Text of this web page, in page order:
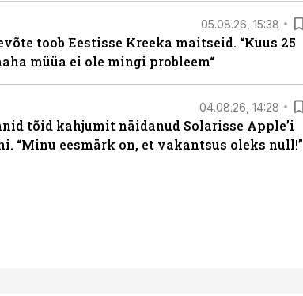
05.08.26, 15:38
toob Eestisse Kreeka maitseid. “Kuus 25
müüa ei ole mingi probleem“
04.08.26, 14:28
tõid kahjumit näidanud Solarisse Apple’i
“Minu eesmärk on, et vakantsus oleks null!”